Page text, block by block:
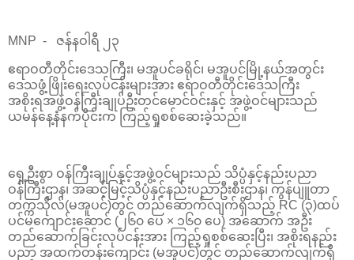
MNP - ဇန်နဝါရီ ၂၃
ဧရာဝတီတိုင်းဒေသကြီး၊ မအူပင်ခရိုင်၊ မအူပင်မြို့နယ်အတွင်း
ဒေသဖွံ့ဖြိုးရေးလုပ်ငန်းများအား ဧရာဝတီတိုင်းဒေသကြီး
အစိုးရအဖွဲ့ဝန်ကြီးချုပ်ဦးတင်မောင်ဝင်းနှင့် အဖွဲ့ဝင်များသည်
ယမန်နေ့နံနက်ပိုင်းက ကြည့်ရှုစစ်ဆေးခဲ့သည်။
ရှေ့ဦးစွာ ဝန်ကြီးချုပ်နှင့်အဖွဲ့ဝင်များသည် သိပ္ပံနှင့်နည်းပညာ
ဝန်ကြီးဌာန၊ အဆင့်မြင့်သိပ္ပံနှင့်နည်းပညာဦးစီးဌာန၊ ကွန်ပျူတာ
တက္ကသိုလ်(မအူပင်)တွင် တည်ဆောက်လျက်ရှိသည့် RC (၃)ထပ်
ပင်မကျောင်းဆောင် (၂၆၀ ပေ × ၁၆၀ ပေ) အဆောက် အဦး
တည်ဆောက်ခြင်းလုပ်ငန်းအား ကြည့်ရှုစစ်ဆေးပြီး၊ အစိုးရနည်း
ပညာ အထက်တန်းကျောင်း (မအူပင်)တွင် တည်ဆောက်လျက်ရှိ